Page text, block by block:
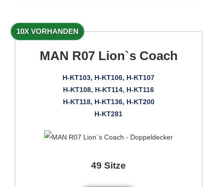
10X VORHANDEN
MAN R07 Lion`s Coach
H-KT103, H-KT106, H-KT107
H-KT108, H-KT114, H-KT116
H-KT118, H-KT136, H-KT200
H-KT281
49 Sitze